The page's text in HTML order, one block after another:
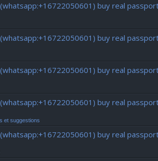
buy real
buy real
buy real
buy real
et suggestions
buy real